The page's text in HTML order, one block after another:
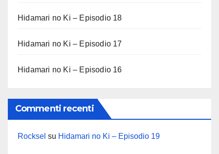
Hidamari no Ki – Episodio 18
Hidamari no Ki – Episodio 17
Hidamari no Ki – Episodio 16
Commenti recenti
Rocksel su Hidamari no Ki – Episodio 19